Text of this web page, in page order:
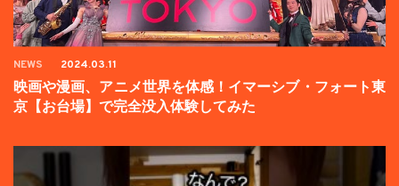
NEWS 2024.03.11
映画や漫画、アニメ世界を体感！イマーシブ・フォート東
京【お台場】で完全没入体験してみた